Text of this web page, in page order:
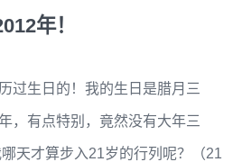
年！
过生日的！我的生日是腊月三
，有点特别，竟然没有大年三
天才算步入21岁的行列呢？（21